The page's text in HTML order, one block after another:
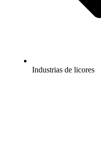
Industrias de licores